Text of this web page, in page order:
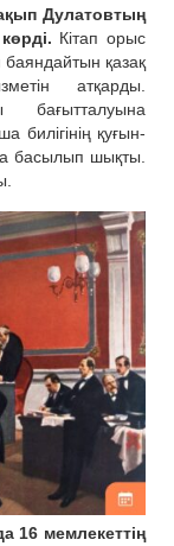
Дулатовтың
Кітап орыс
баяндайтын қазақ
атқарды.
билігінің қуғын-
басылып шықты.
16 мемлекеттің